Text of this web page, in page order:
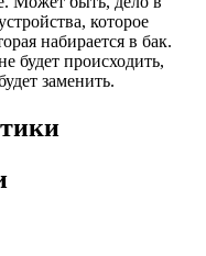
которое
набирается в бак.
будет происходить,
заменить.